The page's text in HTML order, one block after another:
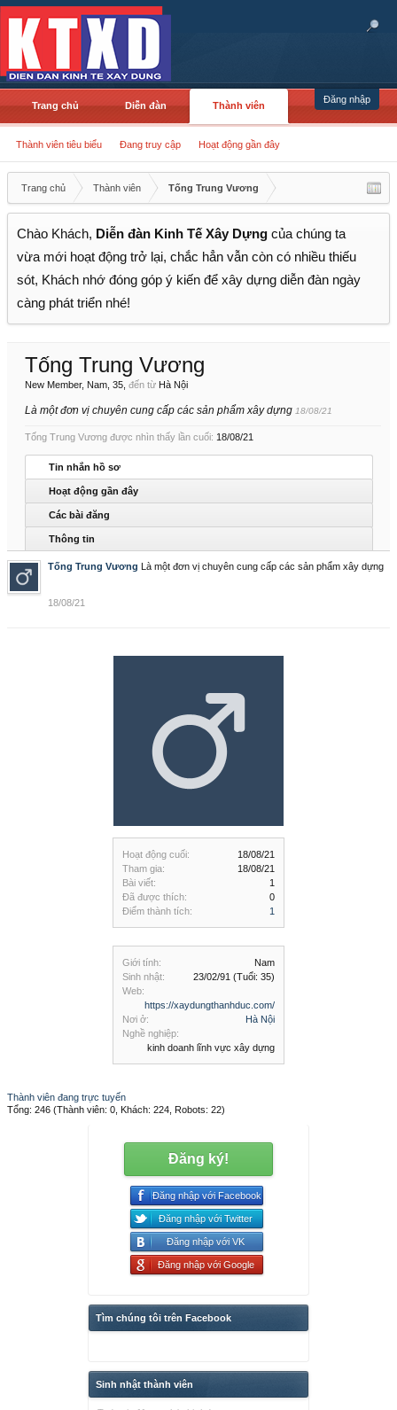
Đăng nhập
Trang chủ Diễn đàn Thành viên
Thành viên tiêu biểu Đang truy cập Hoạt động gần đây
Trang chủ Thành viên Tống Trung Vương
Chào Khách, Diễn đàn Kinh Tế Xây Dựng của chúng ta
vừa mới hoạt động trở lại, chắc hẳn vẫn còn có nhiều thiếu
sót, Khách nhớ đóng góp ý kiến để xây dựng diễn đàn ngày
càng phát triển nhé!
Hoạt động cuối:
18/08/21
Tham gia:
18/08/21
Bài viết:
1
Đã được thích:
0
Điểm thành tích:
1
Giới tính:
Nam
Sinh nhật:
23/02/91 (Tuổi: 35)
Web:
https://xaydungthanhduc.com/
Nơi ở:
Hà Nội
Nghề nghiệp:
kinh doanh lĩnh vực xây dựng
Tống Trung Vương
New Member, Nam, 35, đến từ Hà Nội
Là một đơn vị chuyên cung cấp các sản phẩm xây dựng 18/08/21
Tống Trung Vương được nhìn thấy lần cuối: 18/08/21
Tin nhắn hồ sơ
Hoạt động gần đây
Các bài đăng
Thông tin
Tống Trung Vương Là một đơn vị chuyên cung cấp các sản phẩm xây dựng
18/08/21
Thành viên đang trực tuyến
Tổng: 246 (Thành viên: 0, Khách: 224, Robots: 22)
Đăng ký!
Đăng nhập với Facebook
Đăng nhập với Twitter
Đăng nhập với VK
Đăng nhập với Google
Tìm chúng tôi trên Facebook
Sinh nhật thành viên